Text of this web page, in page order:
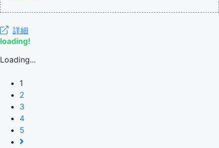
詳細
loading!
Loading...
1
2
3
4
5